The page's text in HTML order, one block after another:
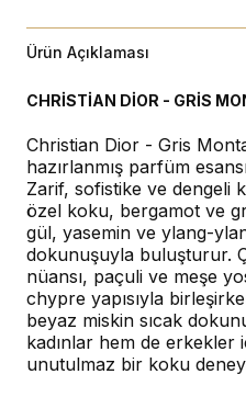
Ürün Açıklaması
CHRİSTİAN DİOR - GRİS
Christian Dior - Gris
hazırlanmış parfüm
Zarif, sofistike ve dengeli
özel koku, bergamot ve
gül, yasemin ve ylang-
dokunuşuyla buluşturur.
nüansı, paçuli ve meşe
chypre yapısıyla
beyaz miskin sıcak
kadınlar hem de erkekler
unutulmaz bir koku